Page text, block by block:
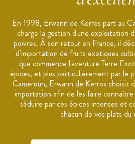
En 1998, Erwann de Kerros part au
charge la gestion d'une exploitation
poivres. À son retour en France, il
d'importation de fruits exotiques
que commence l'aventure Terre
épices, et plus particulièrement par le
Cameroun, Erwann de Kerros choisit
importation afin de les faire connaître
séduire par ces épices intenses et
chacun de vos plats du